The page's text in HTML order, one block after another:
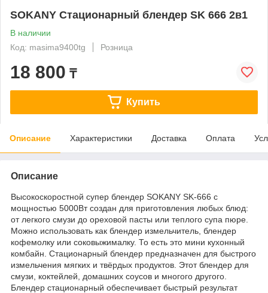
SOKANY Стационарный блендер SK 666 2в1
В наличии
Код: masima9400tg
Розница
18 800 ₸
Купить
Описание Характеристики Доставка Оплата
Описание
Высокоскоростной супер блендер SOKANY SK-666 с
мощностью 5000Вт создан для приготовления любых блюд:
от легкого смузи до ореховой пасты или теплого супа пюре.
Можно использовать как блендер измельчитель, блендер
кофемолку или соковыжималку. То есть это мини кухонный
комбайн. Стационарный блендер предназначен для быстрого
измельчения мягких и твёрдых продуктов. Этот блендер для
смузи, коктейлей, домашних соусов и многого другого.
Блендер стационарный обеспечивает быстрый результат